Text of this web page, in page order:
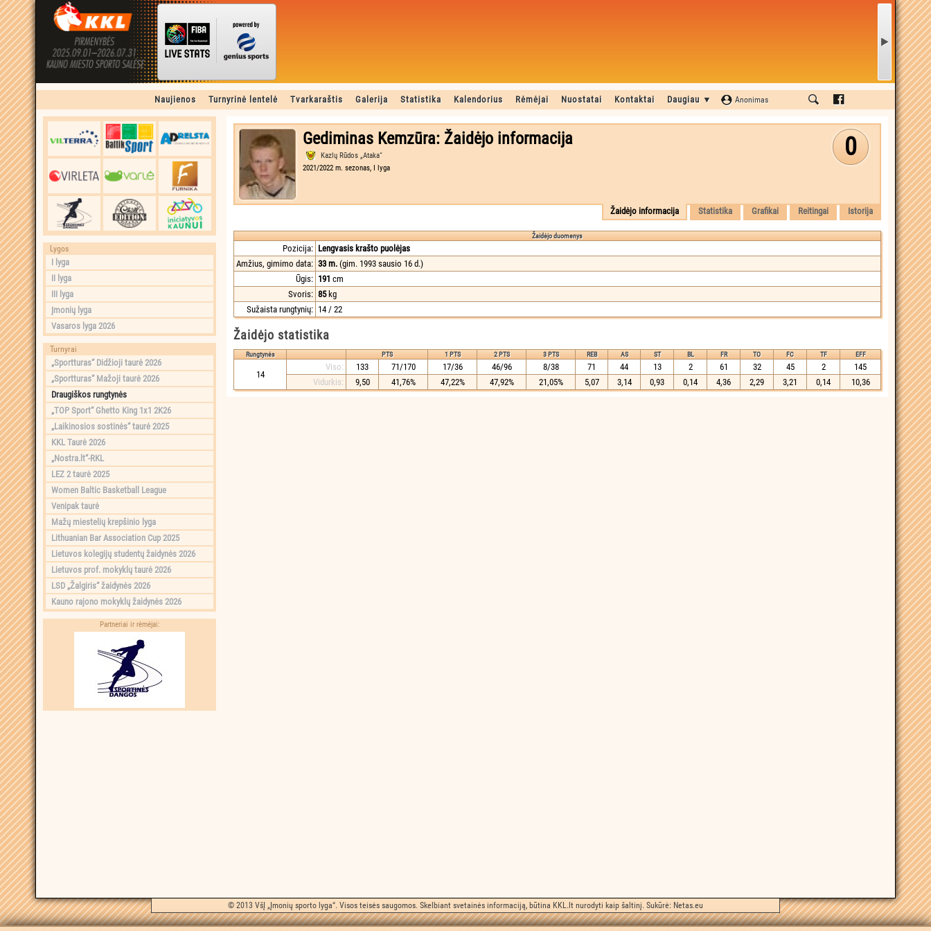
Naujienos Turnyrinė lentelė Tvarkaraštis Galerija Statistika Kalendorius Rėmėjai Nuostatai Kontaktai Daugiau ▼ Anonimas
Lygos
I lyga
II lyga
III lyga
Įmonių lyga
Vasaros lyga 2026
Turnyrai
„Sportturas“ Didžioji taurė 2026
„Sportturas“ Mažoji taurė 2026
Draugiškos rungtynės
„TOP Sport“ Ghetto King 1x1 2K26
„Laikinosios sostinės“ taurė 2025
KKL Taurė 2026
„Nostra.lt“-RKL
LEZ 2 taurė 2025
Women Baltic Basketball League
Venipak taurė
Mažų miestelių krepšinio lyga
Lithuanian Bar Association Cup 2025
Lietuvos kolegijų studentų žaidynės 2026
Lietuvos prof. mokyklų taurė 2026
LSD „Žalgiris“ žaidynės 2026
Kauno rajono mokyklų žaidynės 2026
Partneriai ir rėmėjai:
0
Gediminas Kemzūra: Žaidėjo informacija
Kazlų Rūdos „Ataka“
2021/2022 m. sezonas, I lyga
Žaidėjo informacija Statistika Grafikai Reitingai Istorija
Žaidėjo duomenys
Pozicija: Lengvasis krašto puolėjas
Amžius, gimimo data: 33 m. (gim. 1993 sausio 16 d.)
Ūgis: 191 cm
Svoris: 85kg
Sužaista rungtynių: 14 / 22
Žaidėjo statistika
Rungtynės PTS 1 PTS 2 PTS 3 PTS REB AS ST BL FR TO FC TF EFF
14
Viso: 133 71/170 17/36 46/96 8/38 71 44 13 2 61 32 45 2
145
Vidurkis:
9,50 41,76% 47,22% 47,92% 21,05% 5,07 3,14 0,93 0,14 4,36 2,29 3,21 0,14 10,36
© 2013 VšĮ „Įmonių sporto lyga“. Visos teisės saugomos. Skelbiant svetainės informaciją, būtina KKL.lt nurodyti kaip šaltinį. Sukūrė: Netas.eu